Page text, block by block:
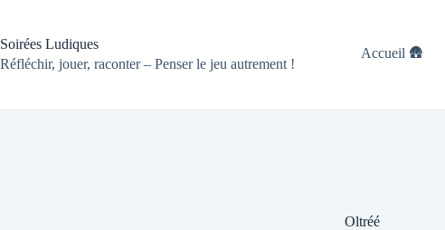
contenu
Soirées Ludiques
Réfléchir, jouer, raconter – Penser le jeu autrement !
Accueil 🛖
Oltréé